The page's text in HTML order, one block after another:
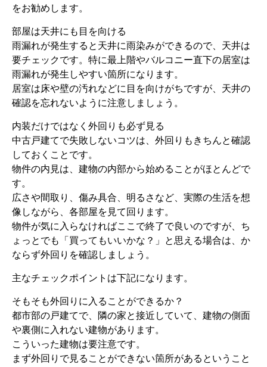
をお勧めします。
部屋は天井にも目を向ける
雨漏れが発生すると天井に雨染みができるので、天井は
要チェックです。特に最上階やバルコニー直下の居室は
雨漏れが発生しやすい箇所になります。
居室は床や壁の汚れなどに目を向けがちですが、天井の
確認を忘れないように注意しましょう。
内装だけではなく外回りも必ず見る
中古戸建てで失敗しないコツは、外回りもきちんと確認
しておくことです。
物件の内見は、建物の内部から始めることがほとんどで
す。
広さや間取り、傷み具合、明るさなど、実際の生活を想
像しながら、各部屋を見て回ります。
物件が気に入らなければここで終了で良いのですが、ち
ょっとでも「買ってもいいかな？」と思える場合は、か
ならず外回りを確認しましょう。
主なチェックポイントは下記になります。
そもそも外回りに入ることができるか？
都市部の戸建てで、隣の家と接近していて、建物の側面
や裏側に入れない建物があります。
こういった建物は要注意です。
まず外回りで見ることができない箇所があるということ